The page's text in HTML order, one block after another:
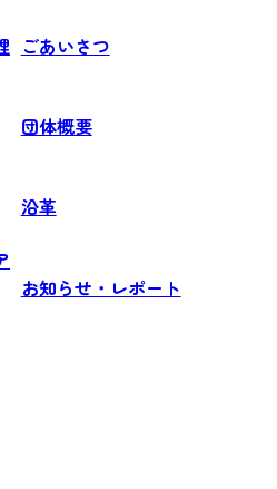
ごあいさつ
団体概要
沿革
お知らせ・レポート